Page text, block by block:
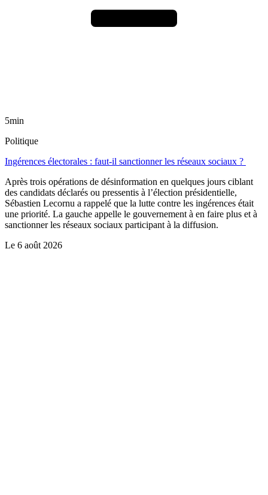
5min
Politique
Ingérences électorales : faut-il sanctionner les réseaux sociaux ?
Après trois opérations de désinformation en quelques jours ciblant
des candidats déclarés ou pressentis à l’élection présidentielle,
Sébastien Lecornu a rappelé que la lutte contre les ingérences était
une priorité. La gauche appelle le gouvernement à en faire plus et à
sanctionner les réseaux sociaux participant à la diffusion.
Le 6 août 2026